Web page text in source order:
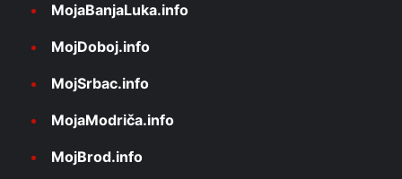
MojaBanjaLuka.info
MojDoboj.info
MojSrbac.info
MojaModriča.info
MojBrod.info